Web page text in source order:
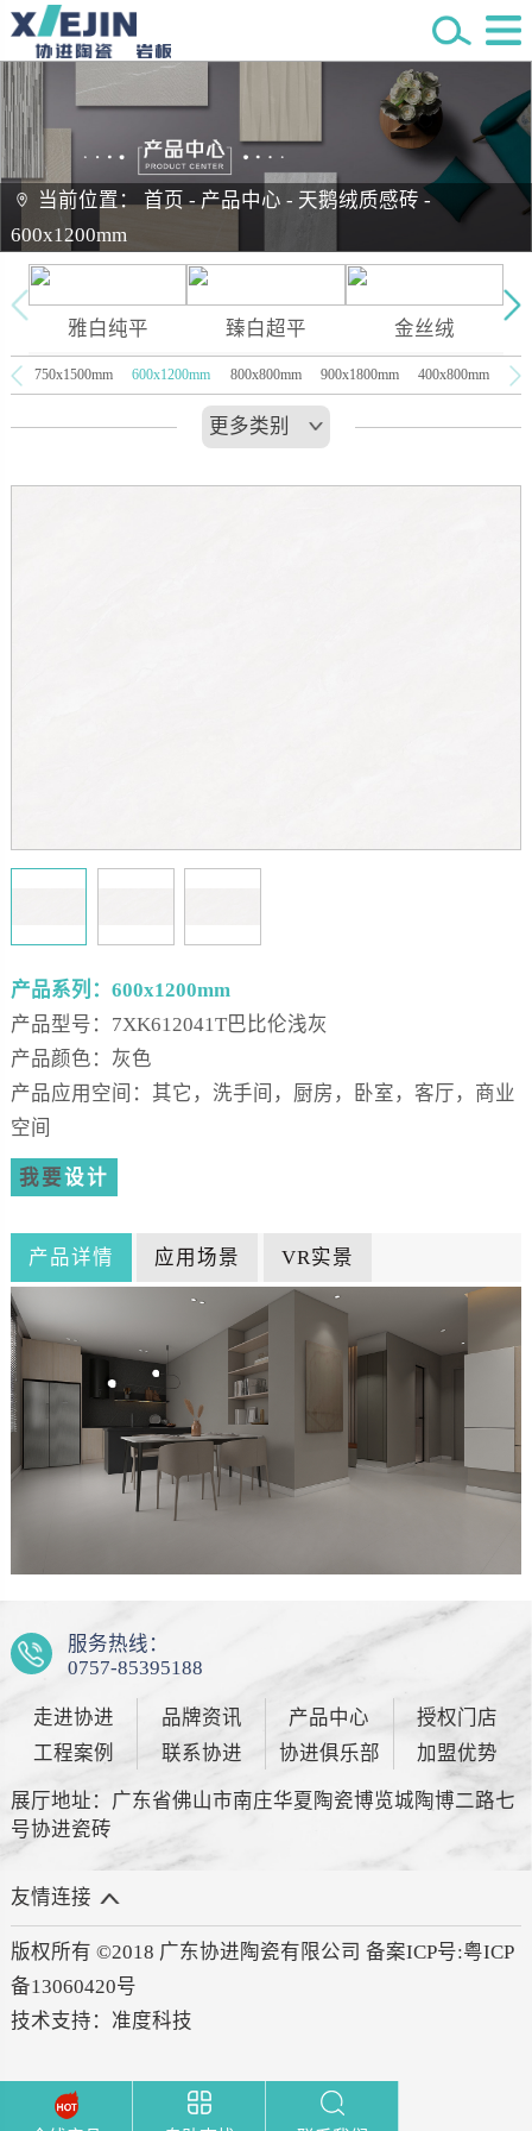
当前位置： 首页 -产品中心 - 天鹅绒质感砖 -
600x1200mm
雅白纯平 臻白超平 金丝绒
750x1500mm 600x1200mm 800x800mm 900x1800mm 400x800mm
更多类别
产品系列：600x1200mm
产品型号：7XK612041T巴比伦浅灰
产品颜色：灰色
产品应用空间：其它，洗手间，厨房，卧室，客厅，商业
空间
我要设计
产品详情 应用场景 VR实景
查找产品
服务热线：
0757-85395188
走进协进 品牌资讯 产品中心
授权门店
工程案例
联系协进 协进俱乐部 加盟优势
展厅地址：广东省佛山市南庄华夏陶瓷博览城陶博二路七
号协进瓷砖
友情连接
版权所有 ©2018 广东协进陶瓷有限公司 备案ICP号:粤ICP
备13060420号
技术支持： 准度科技